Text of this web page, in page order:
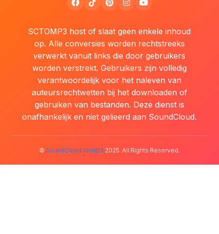
SCTOMP3 host of slaat geen enkele inhoud
op. Alle conversies worden rechtstreeks
verwerkt vanuit links die door gebruikers
worden verstrekt. Gebruikers zijn volledig
verantwoordelijk voor het naleven van
auteursrechtwetten bij het downloaden of
gebruiken van bestanden. Deze dienst is
onafhankelijk en niet gelieerd aan SoundCloud.
© SoundCloud to mp3 2025. All Rights Reserved.